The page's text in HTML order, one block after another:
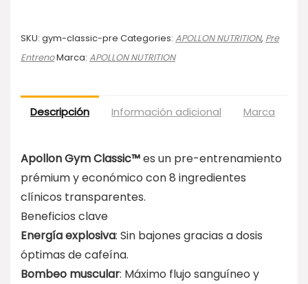
SKU: gym-classic-pre Categories: APOLLON NUTRITION, Pre
EntrenoMarca: APOLLON NUTRITION
Descripción Información adicional Marca
Apollon Gym Classic™es un pre-entrenamiento
prémium y económico con 8 ingredientes
clínicos transparentes.
Beneficios clave
Energía explosiva: Sin bajones gracias a dosis
óptimas de cafeína.
Bombeo muscular: Máximo flujo sanguíneo y